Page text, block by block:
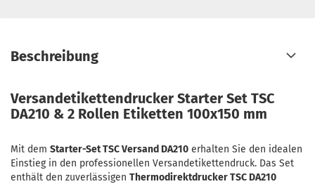
Beschreibung
Versandetikettendrucker Starter Set TSC
DA210 & 2 Rollen Etiketten 100x150 mm
Mit dem Starter-Set TSC Versand DA210 erhalten Sie den idealen
Einstieg in den professionellen Versandetikettendruck. Das Set
enthält den zuverlässigen Thermodirektdrucker TSC DA210